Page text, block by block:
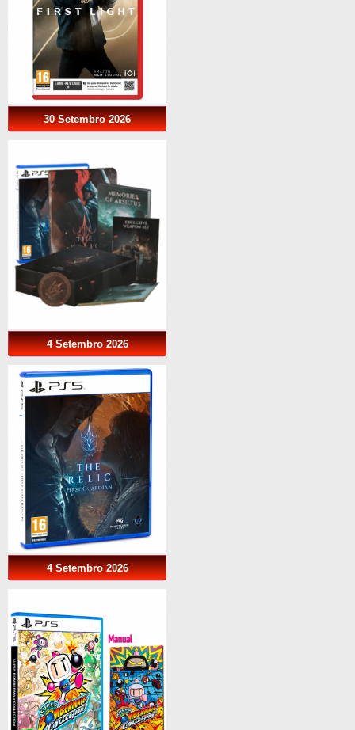
30 Setembro 2026
4 Setembro 2026
4 Setembro 2026